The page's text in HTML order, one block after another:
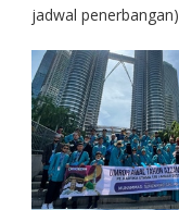
jadwal penerbangan)